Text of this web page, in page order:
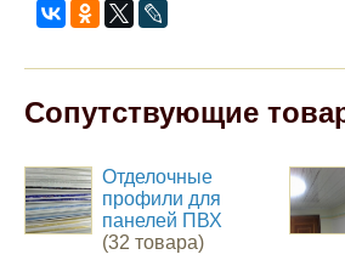
Сопутствующие
Отделочные
профили для
панелей ПВХ
(32 товара)